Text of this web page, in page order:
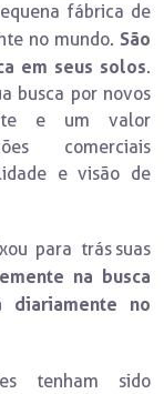
fábrica de
no mundo. São
em seus solos.
busca por novos
e um valor
comerciais
e visão de
para trás suas
na busca
no
tenham sido